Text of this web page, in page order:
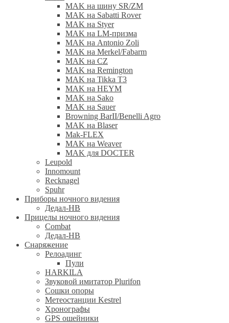
MAK на шину SR/ZM
MAK на Sabatti Rover
MAK на Styer
MAK на LM-призма
MAK на Antonio Zoli
MAK на Merkel/Fabarm
MAK на CZ
MAK на Remington
MAK на Tikka T3
MAK на HEYM
MAK на Sako
MAK на Sauer
Browning BarII/Benelli Agro
MAK на Blaser
Mak-FLEX
MAK на Weaver
MAK для DOCTER
Leupold
Innomount
Recknagel
Spuhr
Приборы ночного видения
Дедал-НВ
Прицелы ночного видения
Combat
Дедал-НВ
Снаряжение
Релоадинг
Пули
HARKILA
Звуковой имитатор Plurifon
Сошки опоры
Метеостанции Kestrel
Хронографы
GPS ошейники